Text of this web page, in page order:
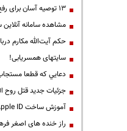
13 توصیه آسان برای رفع بوی بد دهان
مشاهده سامانه آنلاين
حكم آيت‌الله مكارم
سایتهای همسریابی!
دعايي كه قطعا
جزئیات جدید قتل روح
آموزش ساخت Apple ID برای کاربران ایرانی
راز خنده های اصغر